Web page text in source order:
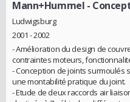
Mann+Hummel -
Ludwigsburg
2001 - 2002
- Amélioration du design de
contraintes moteurs,
- Conception de joints surmoulés
une montabilité pratique du joint.
- Etude de deux raccords air